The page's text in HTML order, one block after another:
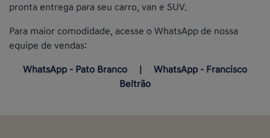
pronta entrega para seu carro, van e SUV.
Para maior comodidade, acesse o WhatsApp de nossa
equipe de vendas:
WhatsApp - Pato Branco | WhatsApp - Francisco
Beltrão